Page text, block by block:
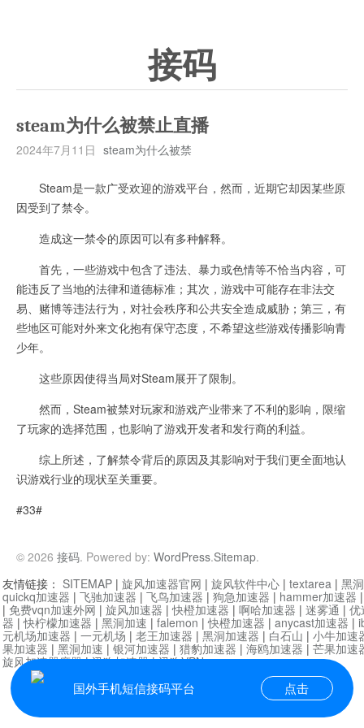
接码
steam为什么被禁止直播
2024年7月11日 steam为什么被禁
Steam是一款广受欢迎的游戏平台，然而，近期它却因某些原
因受到了禁令。
造成这一禁令的原因可以有多种解释。
首先，一些游戏中包含了违法、暴力或色情等不恰当内容，可
能违反了当地的法律和道德标准；其次，游戏中可能存在非法交
易、赌博等违法行为，对社会秩序和公共安全造成威胁；第三，有
些地区可能对外来文化抱有保守态度，不希望这些游戏传播影响青
少年。
这些原因使得当局对Steam展开了限制。
然而，Steam被禁对玩家和游戏产业带来了不利的影响，限缩
了玩家的选择范围，也影响了游戏开发者和发行商的利益。
综上所述，了解禁令背后的原因及其影响对于我们更全面地认
识游戏行业的现状至关重要。
#33#
© 2026 接码. Powered by: WordPress.Sitemap.
国外手机短信接码平台 点击
友情链接： SITEMAP | 旋风加速器官网 | 旋风软件中心 | textarea | 黑
quickq加速器 | 飞驰加速器 | 飞鸟加速器 | 狗急加速器 | hammer加速器
| 免费vqn加速外网 | 旋风加速器 |快橙加速器 | 啊哈加速器 | 迷雾通 | 优
器 |快柠檬加速器 | 黑洞加速 | falemon |快橙加速器 | anycast加速器 |
元机场加速器 | 一元机场 | 老王加速器 | 黑洞加速器 | 白石山 | 小牛加速
果加速器 | 黑洞加速 | 银河加速器 | 猎豹加速器 | 海鸥加速器 | 芒果加速
旋风加速器度器|讯狗加速器|讯狗VPN